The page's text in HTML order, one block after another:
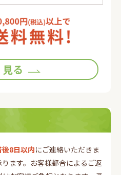
る
8日以内にご連絡いただきま
ます。お客様都合によるご返